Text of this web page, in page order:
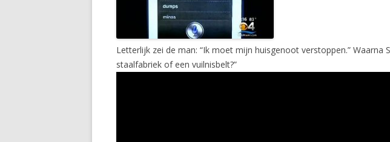
Letterlijk zei de man: “Ik moet mijn huisgenoot verstoppen.”
staalfabriek of een vuilnisbelt?”